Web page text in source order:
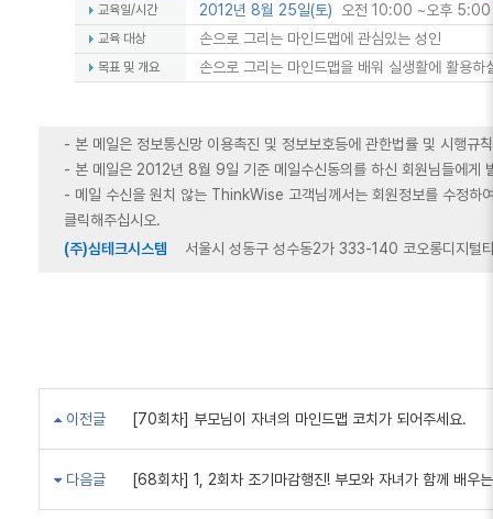
교육일/시간 2012년 8월 25일(토) 오전 10:00 ~오후 5:00
교육 대상 손으로 그리는 마인드맵에 관심있는 성인
목표 및 개요 손으로 그리는 마인드맵을 배워 실생활에 활용하
- 본 메일은 정보통신망 이용촉진 및 정보보호등에 관한법률 및 시행규
- 본 메일은 2012년 8월 9일 기준 메일수신동의를 하신 회원님들에게
- 메일 수신을 원치 않는 ThinkWise 고객님께서는 회원정보를 수정하
클릭해주십시오.
(주)심테크시스템 서울시 성동구 성수동2가 333-140 코오롱디지털
이전글 [70회차] 부모님이 자녀의 마인드맵 코치가 되어주세요.
다음글 [68회차] 1, 2회차 조기마감행진! 부모와 자녀가 함께 배우